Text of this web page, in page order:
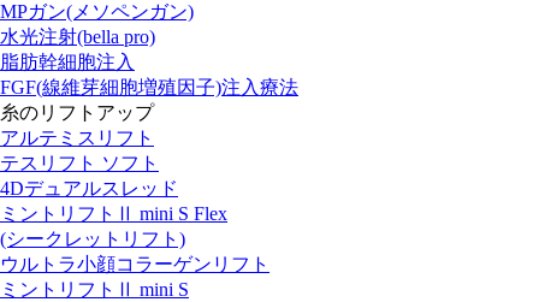
MPガン(メソペンガン)
水光注射(bella pro)
脂肪幹細胞注入
FGF(線維芽細胞増殖因子)注入療法
糸のリフトアップ
アルテミスリフト
テスリフト ソフト
4Dデュアルスレッド
ミントリフトⅡ mini S Flex
(シークレットリフト)
ウルトラ小顔コラーゲンリフト
ミントリフトⅡ mini S